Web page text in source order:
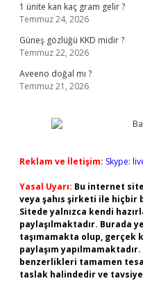
1 ünite kan kaç gram gelir ?
Temmuz 24, 2026
Güneş gözlüğü KKD midir ?
Temmuz 22, 2026
Aveeno doğal mı ?
Temmuz 21, 2026
Reklam ve İletişim: Skype:
Yasal Uyarı: Bu internet
veya şahıs şirketi ile hiçbir
Sitede yalnızca kendi
paylaşılmaktadır. Burada
taşımamakta olup, gerçek
paylaşım
benzerlikleri tamamen
taslak halindedir ve